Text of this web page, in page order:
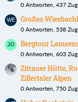
0 Antworten, 437
Großes
0 Antworten, 538
Bergtour
0 Antworten, 603
Zittauer Hütte,
Zillertaler Alpen
0 Antworten, 750